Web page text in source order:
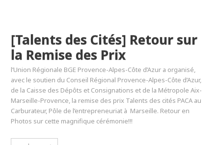
[Talents des Cités] Retour sur
la Remise des Prix
l’Union Régionale BGE Provence-Alpes-Côte d’Azur a organisé,
avec le soutien du Conseil Régional Provence-Alpes-Côte d’Azur,
de la Caisse des Dépôts et Consignations et de la Métropole Aix-
Marseille-Provence, la remise des prix Talents des cités PACA au
Carburateur, Pôle de l’entrepreneuriat à Marseille. Retour en
Photos sur cette magnifique cérémonie!!!